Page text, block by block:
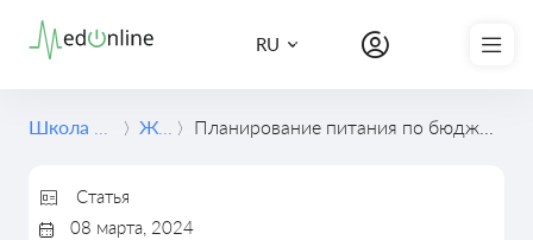
RU
Планирование питания по бюджету: Планируй, покупай, готовь
Статья
08 марта, 2024